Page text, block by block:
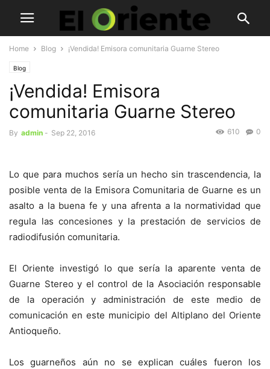
Home Blog ¡Vendida! Emisora comunitaria Guarne Stereo
Blog
¡Vendida! Emisora
comunitaria Guarne Stereo
By admin - Sep 22, 2016 0
610
Lo que para muchos sería un hecho sin trascendencia, la
posible venta de la Emisora Comunitaria de Guarne es un
asalto a la buena fe y una afrenta a la normatividad que
regula las concesiones y la prestación de servicios de
radiodifusión comunitaria.
El Oriente investigó lo que sería la aparente venta de
Guarne Stereo y el control de la Asociación responsable
de la operación y administración de este medio de
comunicación en este municipio del Altiplano del Oriente
Antioqueño.
Los guarneños aún no se explican cuáles fueron los